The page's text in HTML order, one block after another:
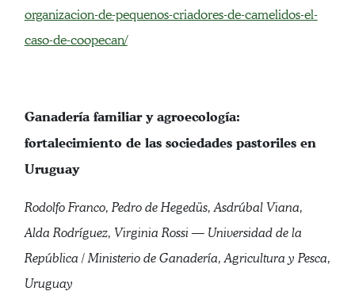
organizacion-de-pequenos-criadores-de-camelidos-el-
caso-de-coopecan/
Ganadería familiar y agroecología:
fortalecimiento de las sociedades pastoriles en
Uruguay
Rodolfo Franco, Pedro de Hegedüs, Asdrúbal Viana,
Alda Rodríguez, Virginia Rossi — Universidad de la
República / Ministerio de Ganadería, Agricultura y Pesca,
Uruguay